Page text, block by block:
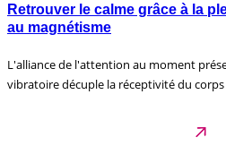
Retrouver le calme grâce à la
au magnétisme
L'alliance de l'attention au moment
vibratoire décuple la réceptivité du